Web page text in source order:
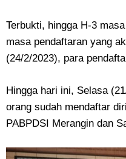
Terbukti, hingga H-3
masa pendaftaran yang
(24/2/2023), para
Hingga hari ini, Selasa
orang sudah mendaftar
PABPDSI Merangin dan